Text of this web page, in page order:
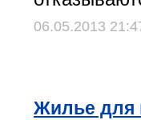
06.05.2013
Жилье для